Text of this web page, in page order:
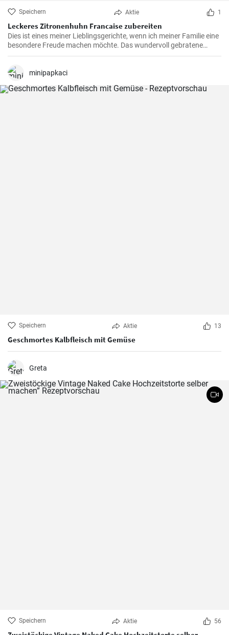
Speichern Aktie 1
Leckeres Zitronenhuhn Francaise zubereiten
Dies ist eines meiner Lieblingsgerichte, wenn ich meiner Familie eine
besondere Freude machen möchte. Das wundervoll gebratene
Hähnchen, mariniert in cremigem Eierteig und überzogen mit einer
wenn Sie dieses schmackhafte Chicken Francaise einmal probiert
minipapkaci
Speichern Aktie 13
Geschmortes Kalbfleisch mit Gemüse
Greta
Speichern Aktie 56